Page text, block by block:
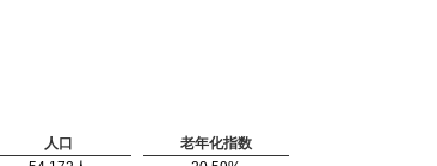
人口
老年化指数